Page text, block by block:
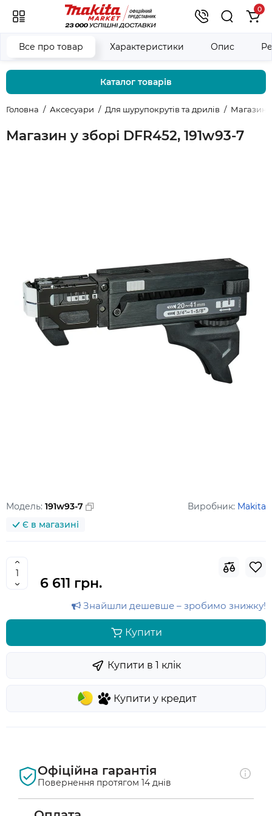
0
Каталог товарів
Головна Аксесуари Для шурупокрутів та дрилів
Магазин у зборі DFR452, 191w93-7
Все про товар Характеристики Опис
Модель: 191w93-7 Виробник: Makita
Є в магазині
6 611 грн.
Знайшли дешевше – зробимо знижку!
Купити
Купити у кредит
Купити в 1 клiк
Офіційна гарантія
Повернення протягом 14 днів